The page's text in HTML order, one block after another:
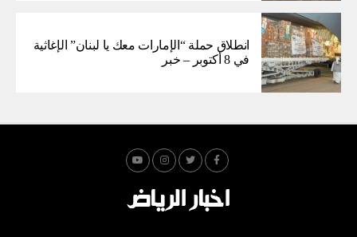
انطلاق حملة “الإمارات معك يا لبنان” الإغاثية
في 8 أكتوبر – خبر